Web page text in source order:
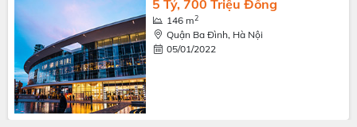
5 Tỷ, 700 Triệu Đồng
146 m2
Quận Ba Đình, Hà Nội
05/01/2022